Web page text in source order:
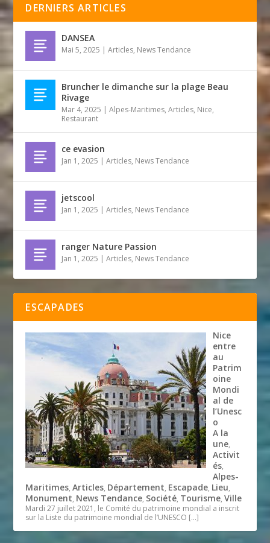
DERNIERS ARTICLES
DANSEA
Mai 5, 2025 |Articles, News Tendance
Bruncher le dimanche sur la plage Beau
Rivage
Mar 4, 2025 |Alpes-Maritimes,Articles, Nice,
Restaurant
ce evasion
Jan 1, 2025 |Articles, News Tendance
jetscool
Jan 1, 2025 |Articles, News Tendance
ranger Nature Passion
Jan 1, 2025 |Articles, News Tendance
ESCAPADES
Nice
entre
au
Patrim
oine
Mondi
al de
l’Unesc
o
A la
une,
Activit
és,
Alpes-
Maritimes,Articles, Département, Escapade, Lieu,
Monument, News Tendance, Société, Tourisme,Ville
Mardi 27 juillet 2021, le Comité du patrimoine mondial a inscrit
sur la Liste du patrimoine mondial de l’UNESCO […]